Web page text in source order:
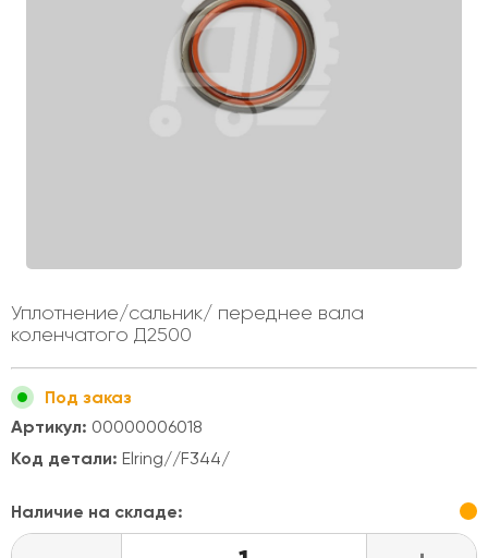
Уплотнение/сальник/ переднее вала
коленчатого Д2500
Под заказ
Артикул: 00000006018
Код детали: Elring//F344/
Наличие на складе: